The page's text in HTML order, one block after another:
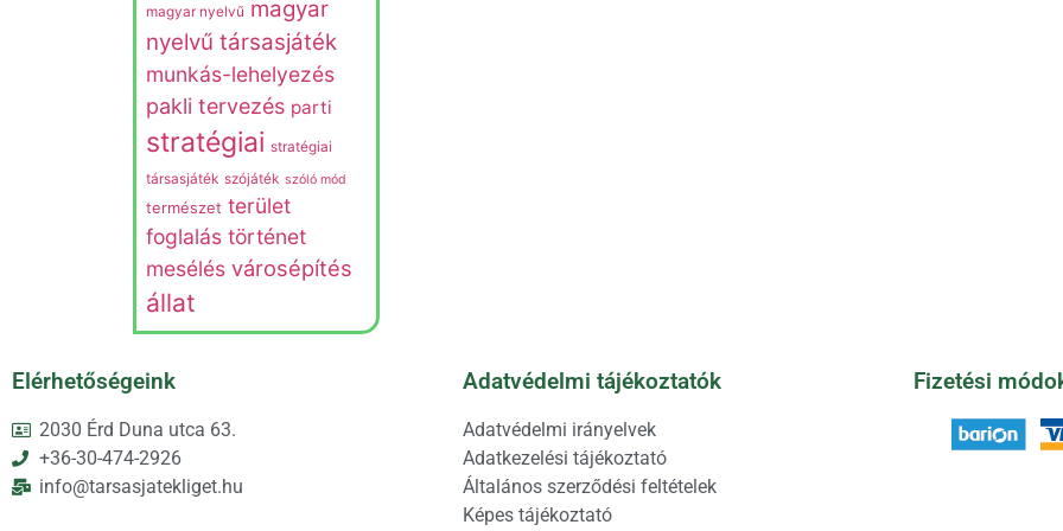
magyar nyelvű magyar
nyelvű társasjáték
munkás-lehelyezés
pakli tervezés parti
stratégiai stratégiai
társasjáték szójáték szóló mód
természet terület
foglalás történet
mesélés városépítés
állat
Elérhetőségeink
2030 Érd Duna utca 63.
+36-30-474-2926
info@tarsasjatekliget.hu
Adatvédelmi tájékoztatók
Adatvédelmi irányelvek
Adatkezelési tájékoztató
Általános szerződési feltételek
Képes tájékoztató
Fizetési